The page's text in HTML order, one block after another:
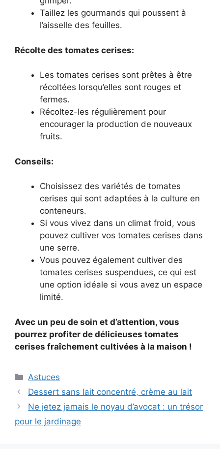
Taillez les gourmands qui poussent à
l’aisselle des feuilles.
Récolte des tomates cerises:
Les tomates cerises sont prêtes à être
récoltées lorsqu’elles sont rouges et
fermes.
Récoltez-les régulièrement pour
encourager la production de nouveaux
fruits.
Conseils:
Choisissez des variétés de tomates
cerises qui sont adaptées à la culture en
conteneurs.
Si vous vivez dans un climat froid, vous
pouvez cultiver vos tomates cerises dans
une serre.
Vous pouvez également cultiver des
tomates cerises suspendues, ce qui est
une option idéale si vous avez un espace
limité.
Avec un peu de soin et d’attention, vous
pourrez profiter de délicieuses tomates
cerises fraîchement cultivées à la maison !
Categories
Astuces
Dessert sans lait concentré, crème au lait
Ne jetez jamais le noyau d’avocat : un trésor
pour le jardinage